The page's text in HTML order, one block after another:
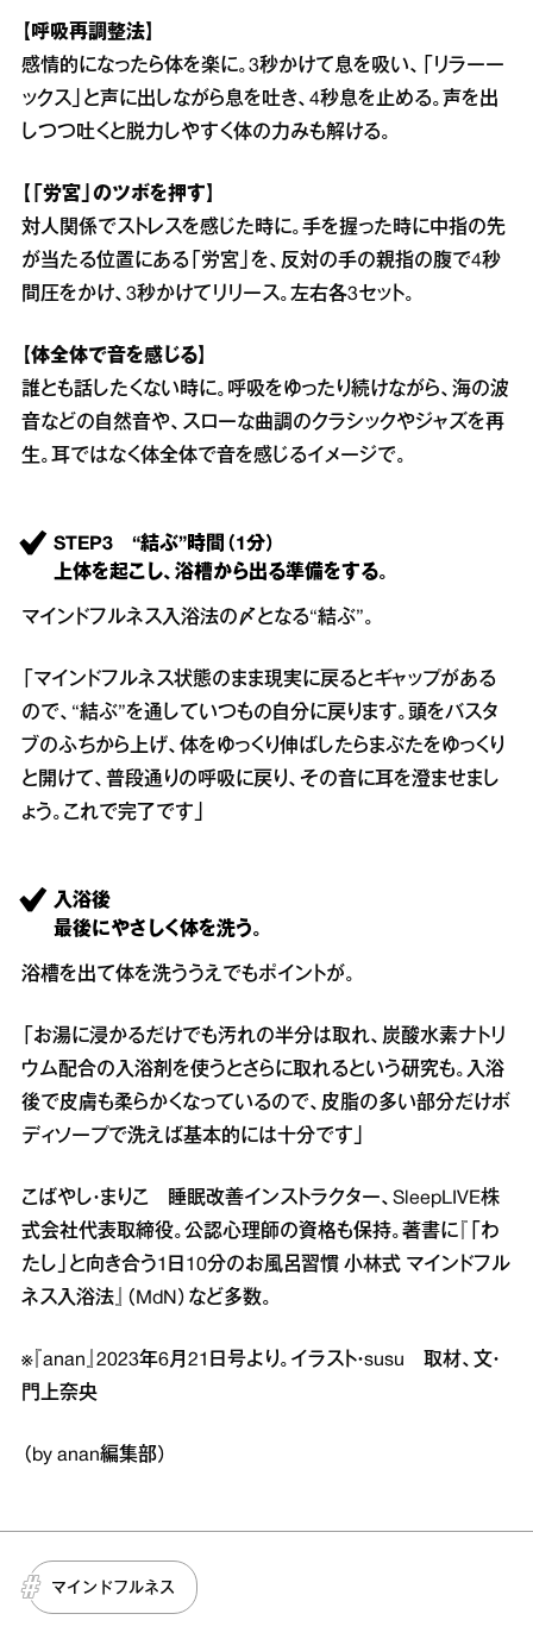
【呼吸再調整法】
感情的になったら体を楽に。3秒かけて息を吸い、「リラーー
ックス」と声に出しながら息を吐き、4秒息を止める。声を出
しつつ吐くと脱力しやすく体の力みも解ける。
【「労宮」のツボを押す】
対人関係でストレスを感じた時に。手を握った時に中指の先
が当たる位置にある「労宮」を、反対の手の親指の腹で4秒
間圧をかけ、3秒かけてリリース。左右各3セット。
【体全体で音を感じる】
誰とも話したくない時に。呼吸をゆったり続けながら、海の波
音などの自然音や、スローな曲調のクラシックやジャズを再
生。耳ではなく体全体で音を感じるイメージで。
STEP3 “結ぶ”時間（1分）
上体を起こし、浴槽から出る準備をする。
マインドフルネス入浴法の〆となる“結ぶ”。
「マインドフルネス状態のまま現実に戻るとギャップがある
ので、“結ぶ”を通していつもの自分に戻ります。頭をバスタ
ブのふちから上げ、体をゆっくり伸ばしたらまぶたをゆっくり
と開けて、普段通りの呼吸に戻り、その音に耳を澄ませまし
ょう。これで完了です」
入浴後
最後にやさしく体を洗う。
浴槽を出て体を洗ううえでもポイントが。
「お湯に浸かるだけでも汚れの半分は取れ、炭酸水素ナトリ
ウム配合の入浴剤を使うとさらに取れるという研究も。入浴
後で皮膚も柔らかくなっているので、皮脂の多い部分だけボ
ディソープで洗えば基本的には十分です」
こばやし・まりこ 睡眠改善インストラクター、SleepLIVE株
式会社代表取締役。公認心理師の資格も保持。著書に『「わ
たし」と向き合う1日10分のお風呂習慣 小林式 マインドフル
ネス入浴法』（MdN）など多数。
※『anan』2023年6月21日号より。イラスト・susu 取材、文・
門上奈央
（by anan編集部）
マインドフルネス